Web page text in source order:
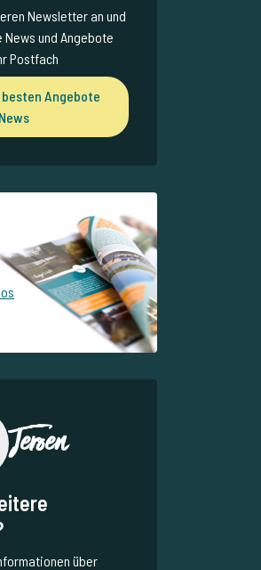
Newsletter an und
und Angebote
Postfach
Angebote
Jeroen
über